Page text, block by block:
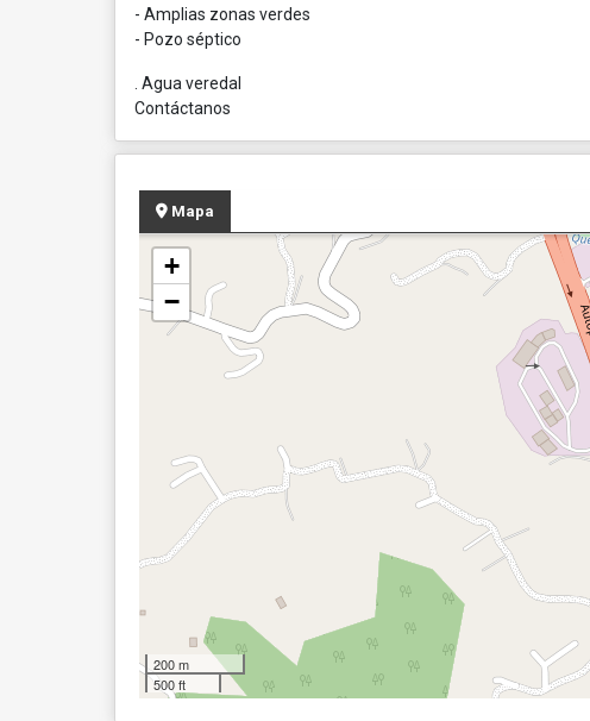
- Amplias zonas verdes
- Pozo séptico
. Agua veredal
Contáctanos
Mapa
+
−
200 m
500 ft